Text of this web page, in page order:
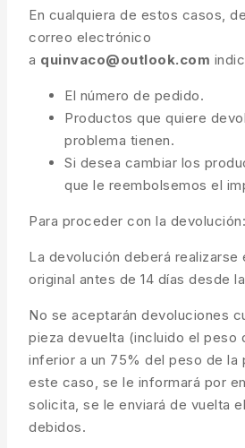
En cualquiera de estos casos,
correo electrónico
a quinvaco@outlook.com
El número de pedido.
Productos que quiere
problema tienen.
Si desea cambiar los
que le reembolsemos el
Para proceder con la devolución:
La devolución deberá realizarse
original antes de 14 días desde
No se aceptarán devoluciones
pieza devuelta (incluido el peso
inferior a un 75% del peso de la
este caso, se le informará por
solicita, se le enviará de vuelta
debidos.